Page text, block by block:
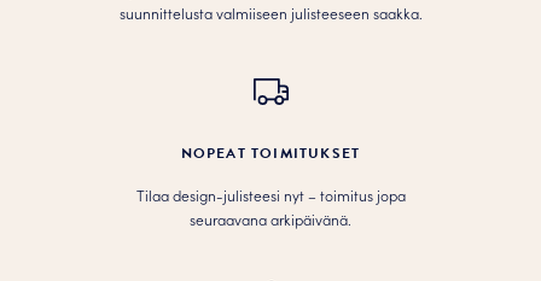
suunnittelusta valmiiseen julisteeseen saakka.
NOPEAT TOIMITUKSET
Tilaa design-julisteesi nyt – toimitus jopa
seuraavana arkipäivänä.